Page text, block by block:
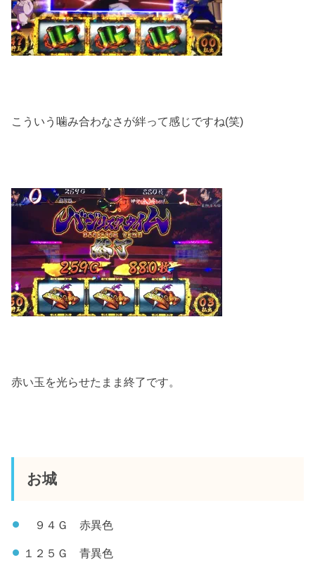
こういう噛み合わなさが絆って感じですね(笑)
赤い玉を光らせたまま終了です。
お城
９４Ｇ 赤異色
１２５Ｇ 青異色